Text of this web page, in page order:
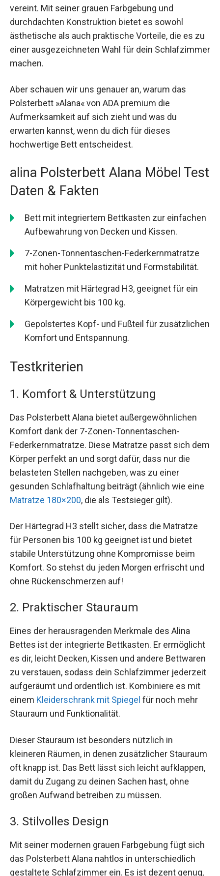
vereint. Mit seiner grauen Farbgebung und
durchdachten Konstruktion bietet es sowohl
ästhetische als auch praktische Vorteile, die es zu
einer ausgezeichneten Wahl für dein Schlafzimmer
machen.
Aber schauen wir uns genauer an, warum das
Polsterbett »Alana« von ADA premium die
Aufmerksamkeit auf sich zieht und was du
erwarten kannst, wenn du dich für dieses
hochwertige Bett entscheidest.
alina Polsterbett Alana Möbel Test
Daten & Fakten
Bett mit integriertem Bettkasten zur einfachen
Aufbewahrung von Decken und Kissen.
7-Zonen-Tonnentaschen-Federkernmatratze
mit hoher Punktelastizität und Formstabilität.
Matratzen mit Härtegrad H3, geeignet für ein
Körpergewicht bis 100 kg.
Gepolstertes Kopf- und Fußteil für zusätzlichen
Komfort und Entspannung.
Testkriterien
1. Komfort & Unterstützung
Das Polsterbett Alana bietet außergewöhnlichen
Komfort dank der 7-Zonen-Tonnentaschen-
Federkernmatratze. Diese Matratze passt sich dem
Körper perfekt an und sorgt dafür, dass nur die
belasteten Stellen nachgeben, was zu einer
gesunden Schlafhaltung beiträgt (ähnlich wie eine
Matratze 180×200, die als Testsieger gilt).
Der Härtegrad H3 stellt sicher, dass die Matratze
für Personen bis 100 kg geeignet ist und bietet
stabile Unterstützung ohne Kompromisse beim
Komfort. So stehst du jeden Morgen erfrischt und
ohne Rückenschmerzen auf!
2. Praktischer Stauraum
Eines der herausragenden Merkmale des Alina
Bettes ist der integrierte Bettkasten. Er ermöglicht
es dir, leicht Decken, Kissen und andere Bettwaren
zu verstauen, sodass dein Schlafzimmer jederzeit
aufgeräumt und ordentlich ist. Kombiniere es mit
einem Kleiderschrank mit Spiegel für noch mehr
Stauraum und Funktionalität.
Dieser Stauraum ist besonders nützlich in
kleineren Räumen, in denen zusätzlicher Stauraum
oft knapp ist. Das Bett lässt sich leicht aufklappen,
damit du Zugang zu deinen Sachen hast, ohne
großen Aufwand betreiben zu müssen.
3. Stilvolles Design
Mit seiner modernen grauen Farbgebung fügt sich
das Polsterbett Alana nahtlos in unterschiedlich
gestaltete Schlafzimmer ein. Es ist dezent genug,